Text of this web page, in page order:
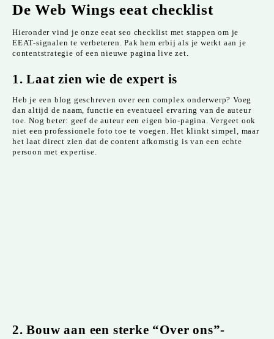
De Web Wings eeat checklist
Hieronder vind je onze eeat seo checklist met stappen om je
EEAT-signalen te verbeteren. Pak hem erbij als je werkt aan je
contentstrategie of een nieuwe pagina live zet.
1. Laat zien wie de expert is
Heb je een blog geschreven over een complex onderwerp? Voeg
dan altijd de naam, functie en eventueel ervaring van de auteur
toe. Nog beter: geef de auteur een eigen bio-pagina. Vergeet ook
niet een professionele foto toe te voegen. Het klinkt simpel, maar
het laat direct zien dat de content afkomstig is van een echte
persoon met expertise.
2. Bouw aan een sterke “Over ons”-